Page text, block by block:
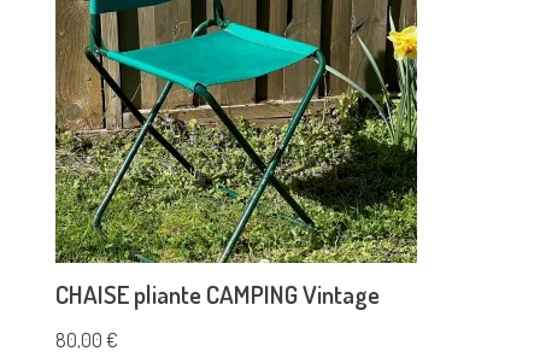
CHAISE pliante CAMPING Vintage
80,00 €